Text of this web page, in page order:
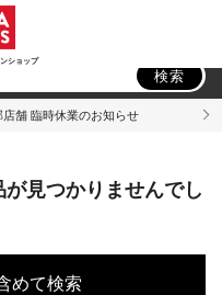
ショップ
検索
舗 臨時休業のお知らせ
見つかりませんでし
めて検索